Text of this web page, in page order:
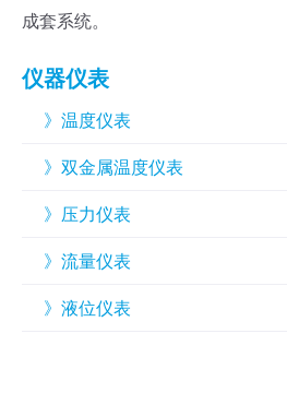
成套系统。
仪器仪表
》温度仪表
》双金属温度仪表
》压力仪表
》流量仪表
》液位仪表